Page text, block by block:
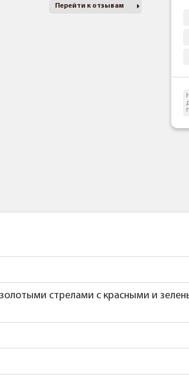
Перейти к отзывам
стрелами с красными и